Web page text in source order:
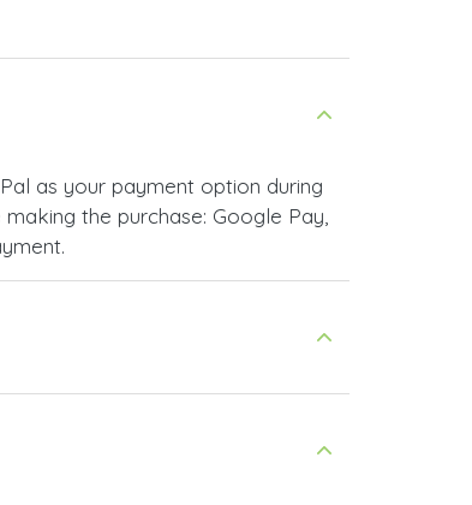
as your payment option during
the purchase: Google Pay,